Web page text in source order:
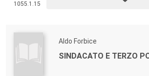
1055.1.15
Aldo Forbice
SINDACATO E TERZO